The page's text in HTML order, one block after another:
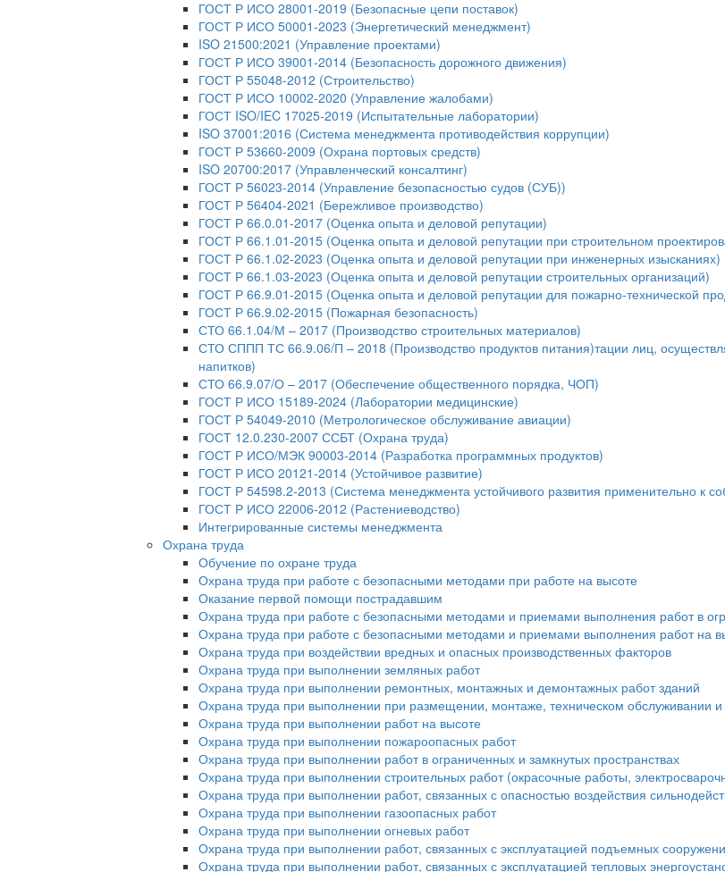
ГОСТ Р ИСО 28001-2019 (Безопасные цепи поставок)
ГОСТ Р ИСО 50001-2023 (Энергетический менеджмент)
ISO 21500:2021 (Управление проектами)
ГОСТ Р ИСО 39001-2014 (Безопасность дорожного движения)
ГОСТ Р 55048-2012 (Строительство)
ГОСТ Р ИСО 10002-2020 (Управление жалобами)
ГОСТ ISO/IEC 17025-2019 (Испытательные лаборатории)
ISO 37001:2016 (Система менеджмента противодействия коррупции)
ГОСТ Р 53660-2009 (Охрана портовых средств)
ISO 20700:2017 (Управленческий консалтинг)
ГОСТ Р 56023-2014 (Управление безопасностью судов (СУБ))
ГОСТ Р 56404-2021 (Бережливое производство)
ГОСТ Р 66.0.01-2017 (Оценка опыта и деловой репутации)
ГОСТ Р 66.1.01-2015 (Оценка опыта и деловой репутации при строительном
ГОСТ Р 66.1.02-2023 (Оценка опыта и деловой репутации при инженерных изысканиях)
ГОСТ Р 66.1.03-2023 (Оценка опыта и деловой репутации строительных организаций)
ГОСТ Р 66.9.01-2015 (Оценка опыта и деловой репутации для пожарно-технической
ГОСТ Р 66.9.02-2015 (Пожарная безопасность)
СТО 66.1.04/М – 2017 (Производство строительных материалов)
СТО СППП ТС 66.9.06/П – 2018 (Производство продуктов питания)тации лиц,
напитков)
СТО 66.9.07/О – 2017 (Обеспечение общественного порядка, ЧОП)
ГОСТ Р ИСО 15189-2024 (Лаборатории медицинские)
ГОСТ Р 54049-2010 (Метрологическое обслуживание авиации)
ГОСТ 12.0.230-2007 ССБТ (Охрана труда)
ГОСТ Р ИСО/МЭК 90003-2014 (Разработка программных продуктов)
ГОСТ Р ИСО 20121-2014 (Устойчивое развитие)
ГОСТ Р 54598.2-2013 (Система менеджмента устойчивого развития применительно к
ГОСТ Р ИСО 22006-2012 (Растениеводство)
Интегрированные системы менеджмента
Охрана труда
Обучение по охране труда
Охрана труда при работе с безопасными методами при работе на высоте
Оказание первой помощи пострадавшим
Охрана труда при работе с безопасными методами и приемами выполнения работ в
Охрана труда при работе с безопасными методами и приемами выполнения работ на
Охрана труда при воздействии вредных и опасных производственных факторов
Охрана труда при выполнении земляных работ
Охрана труда при выполнении ремонтных, монтажных и демонтажных работ зданий
Охрана труда при выполнении при размещении, монтаже, техническом обслуживании и
Охрана труда при выполнении работ на высоте
Охрана труда при выполнении пожароопасных работ
Охрана труда при выполнении работ в ограниченных и замкнутых пространствах
Охрана труда при выполнении строительных работ (окрасочные работы,
Охрана труда при выполнении работ, связанных с опасностью воздействия
Охрана труда при выполнении газоопасных работ
Охрана труда при выполнении огневых работ
Охрана труда при выполнении работ, связанных с эксплуатацией подъемных
Охрана труда при выполнении работ, связанных с эксплуатацией тепловых